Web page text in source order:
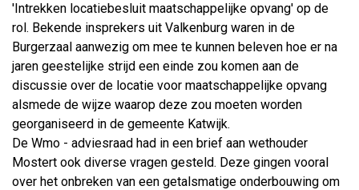
'Intrekken locatiebesluit maatschappelijke opvang' op de
rol. Bekende insprekers uit Valkenburg waren in de
Burgerzaal aanwezig om mee te kunnen beleven hoe er na
jaren geestelijke strijd een einde zou komen aan de
discussie over de locatie voor maatschappelijke opvang
alsmede de wijze waarop deze zou moeten worden
georganiseerd in de gemeente Katwijk.
De Wmo - adviesraad had in een brief aan wethouder
Mostert ook diverse vragen gesteld. Deze gingen vooral
over het onbreken van een getalsmatige onderbouwing om